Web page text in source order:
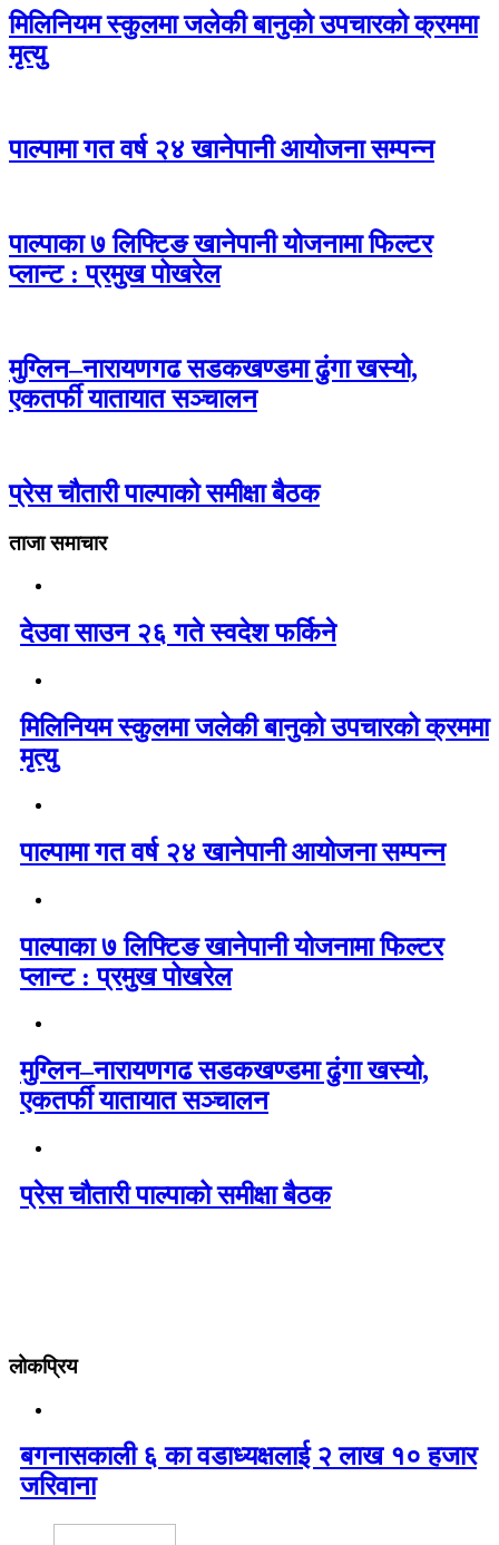
मिलिनियम स्कुलमा जलेकी बानुको उपचारको क्रममा
मृत्यु
पाल्पामा गत वर्ष २४ खानेपानी आयोजना सम्पन्न
पाल्पाका ७ लिफ्टिङ खानेपानी योजनामा फिल्टर
प्लान्ट : प्रमुख पोखरेल
मुग्लिन–नारायणगढ सडकखण्डमा ढुंगा खस्यो,
एकतर्फी यातायात सञ्चालन
प्रेस चौतारी पाल्पाको समीक्षा बैठक
ताजा समाचार
देउवा साउन २६ गते स्वदेश फर्किने
मिलिनियम स्कुलमा जलेकी बानुको उपचारको क्रममा
मृत्यु
पाल्पामा गत वर्ष २४ खानेपानी आयोजना सम्पन्न
पाल्पाका ७ लिफ्टिङ खानेपानी योजनामा फिल्टर
प्लान्ट : प्रमुख पोखरेल
मुग्लिन–नारायणगढ सडकखण्डमा ढुंगा खस्यो,
एकतर्फी यातायात सञ्चालन
प्रेस चौतारी पाल्पाको समीक्षा बैठक
लोकप्रिय
बगनासकाली ६ का वडाध्यक्षलाई २ लाख १० हजार
जरिवाना